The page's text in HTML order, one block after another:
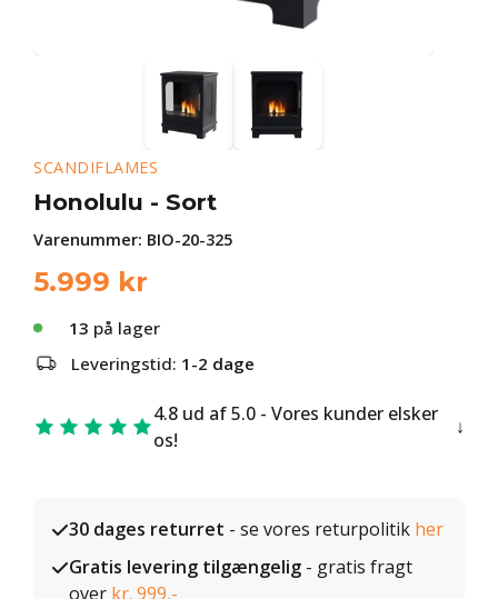
SCANDIFLAMES
Honolulu - Sort
Varenummer: BIO-20-325
5.999 kr
13 på lager
Leveringstid: 1-2 dage
4.8 ud af 5.0 - Vores kunder elsker
os!
30 dages returret - se vores returpolitik her
Gratis levering tilgængelig - gratis fragt
over kr. 999,-